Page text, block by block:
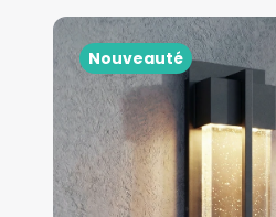
Nouveauté
Skip
to
the
end
of
the
images